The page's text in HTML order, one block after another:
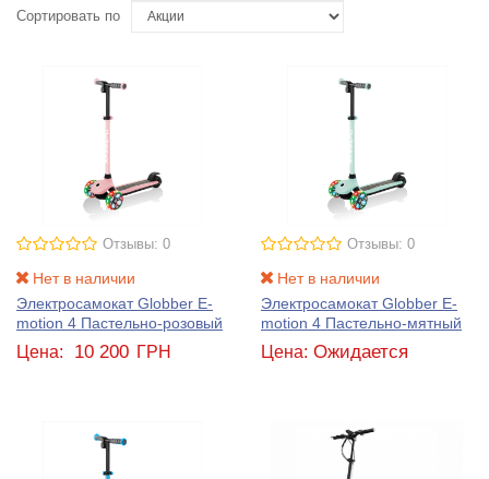
Сортировать по
Отзывы: 0
Нет в наличии
Электросамокат Globber E-
motion 4 Пастельно-розовый
Цена: 10 200 ГРН
Отзывы: 0
Нет в наличии
Электросамокат Globber E-
motion 4 Пастельно-мятный
Цена: Ожидается